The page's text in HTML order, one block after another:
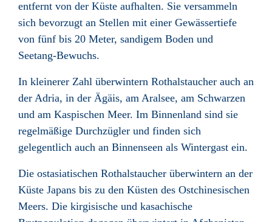
entfernt von der Küste aufhalten. Sie versammeln
sich bevorzugt an Stellen mit einer Gewässertiefe
von fünf bis 20 Meter, sandigem Boden und
Seetang-Bewuchs.
In kleinerer Zahl überwintern Rothalstaucher auch an
der Adria, in der Ägäis, am Aralsee, am Schwarzen
und am Kaspischen Meer. Im Binnenland sind sie
regelmäßige Durchzügler und finden sich
gelegentlich auch an Binnenseen als Wintergast ein.
Die ostasiatischen Rothalstaucher überwintern an der
Küste Japans bis zu den Küsten des Ostchinesischen
Meers. Die kirgisische und kasachische